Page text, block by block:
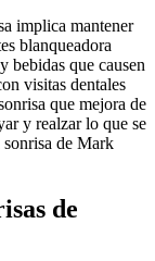
implica mantener
blanqueadora
bebidas que causen
visitas dentales
que mejora de
y realzar lo que se
sonrisa de Mark
de